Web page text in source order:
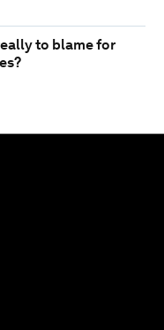
to blame for